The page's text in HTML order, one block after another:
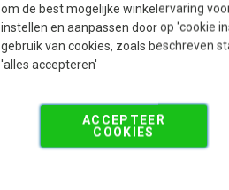
om de best mogelijke winkelervaring
instellen en aanpassen door op 'cookie
gebruik van cookies, zoals beschreven
'alles accepteren'
ACCEPTEER
COOKIES